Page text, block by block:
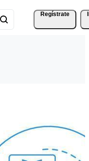
Regístrate